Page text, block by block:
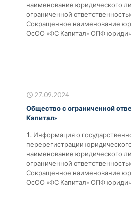
наименование юридического
ограниченной
Сокращенное наименование
ОсОО «ФС Капитал» ОПФ
27.09.2024
Общество с ограниченной
Капитал»
1. Информация о
перерегистрации
наименование юридического
ограниченной
Сокращенное наименование
ОсОО «ФС Капитал» ОПФ